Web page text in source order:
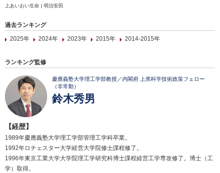
上あいおい生命 | 明治安田
過去ランキング
2025年
2024年 2023年 2015年 2014-2015年
ランキング監修
慶應義塾大学理工学部教授／内閣府 上席科学技術政策フェロー
（非常勤）
鈴木秀男
【経歴】
1989年慶應義塾大学理工学部管理工学科卒業。
1992年ロチェスター大学経営大学院修士課程修了。
1996年東京工業大学大学院理工学研究科博士課程経営工学専攻修了。博士（工
学）取得。